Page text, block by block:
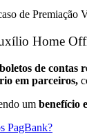
de
Home
de contas
em parceiros,
um benefício
PagBank?